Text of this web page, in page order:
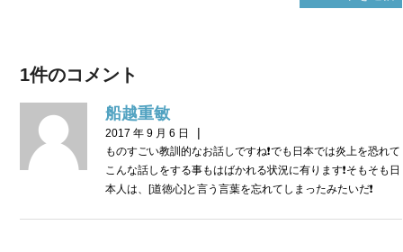
1件のコメント
船越重敏
2017 年 9 月 6 日 |
ものすごい教訓的なお話しですね❗でも日本では炎上を恐れて
こんな話しをする事もはばかれる状況に有ります❗そもそも日
本人は、[道徳心]と言う言葉を忘れてしまったみたいだ❗